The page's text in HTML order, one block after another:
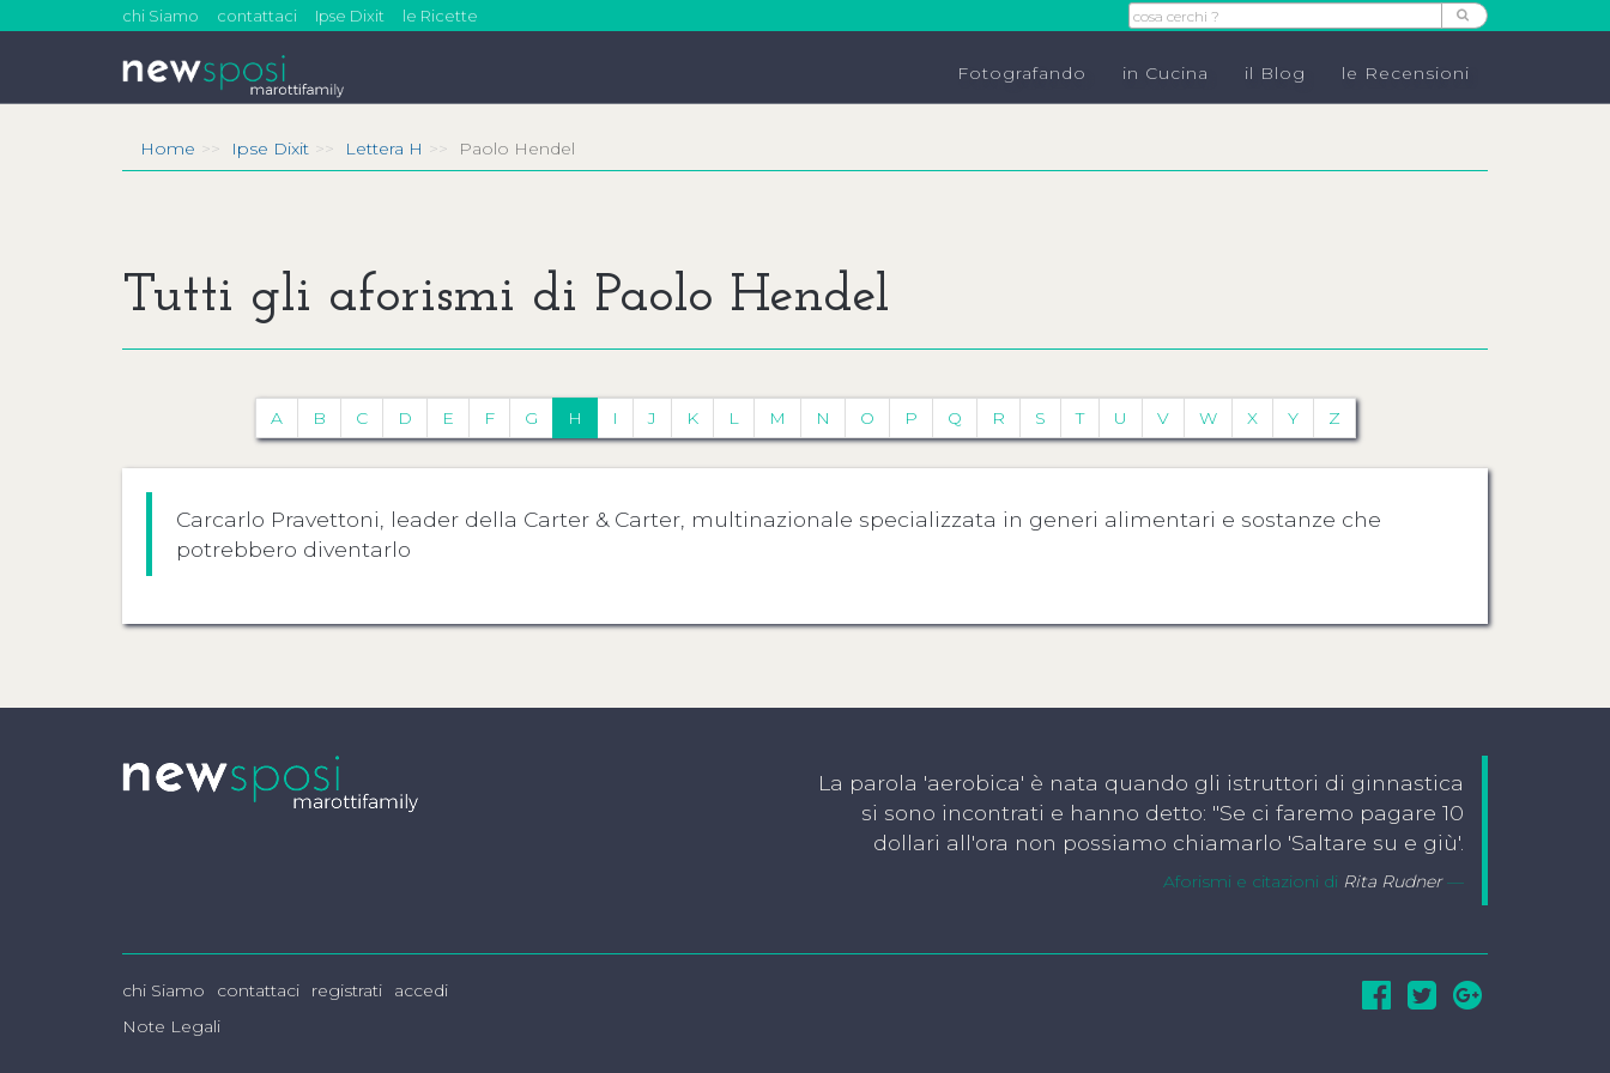
Fotografando in Cucina il Blog le Recensioni
chi Siamo contattaci Ipse Dixit le Ricette
Home Ipse Dixit Lettera H Paolo Hendel
Tutti gli aforismi di Paolo Hendel
A B C D E F G H I J K L M N O P Q R S T U V W X Y Z
Carcarlo Pravettoni, leader della Carter & Carter, multinazionale specializzata in generi alimentari e sostanze che
potrebbero diventarlo
La parola 'aerobica' è nata quando gli istruttori di ginnastica
si sono incontrati e hanno detto: "Se ci faremo pagare 10
dollari all'ora non possiamo chiamarlo 'Saltare su e giù'.
Aforismi e citazioni di Rita Rudner
chi Siamo contattaci registrati
accedi
Note Legali